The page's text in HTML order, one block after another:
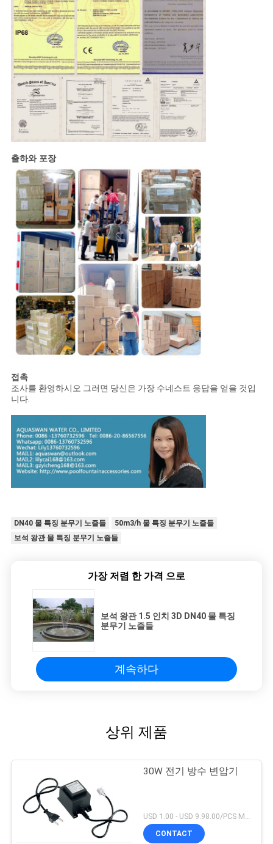
출하와 포장
접촉
조사를 환영하시오 그러면 당신은 가장 수네스트 응답을 얻을 것입
니다.
DN40 물 특징 분무기 노즐들
50m3/h 물 특징 분무기 노즐들
보석 왕관 물 특징 분무기 노즐들
가장 저렴 한 가격 으로
보석 왕관 1.5 인치 3D DN40 물 특징
분무기 노즐들
계속하다
상위 제품
30W 전기 방수 변압기
CONTACT